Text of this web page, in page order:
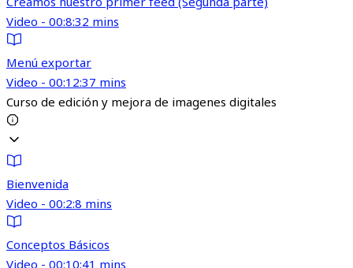
Video - 00:8:32 mins
Menú exportar
Video - 00:12:37 mins
Curso de edición y mejora de imagenes digitales
Bienvenida
Video - 00:2:8 mins
Conceptos Básicos
Video - 00:10:41 mins